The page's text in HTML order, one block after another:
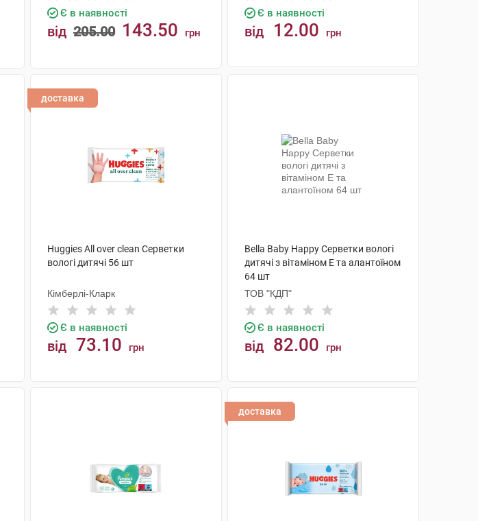
Є в наявності
від 205.00 143.50 грн
Є в наявності
від 12.00 грн
доставка
Huggies All over clean Серветки
вологі дитячі 56 шт
Кімберлі-Кларк
Є в наявності
від 73.10 грн
Bella Baby Happy Серветки вологі
дитячі з вітаміном Е та алантоїном
64 шт
ТОВ "КДП"
Є в наявності
від 82.00 грн
доставка